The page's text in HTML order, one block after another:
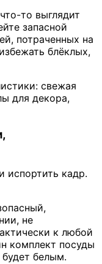
то выглядит
запасной
потраченных на
блёклых,
свежая
для декора,
испортить кадр.
не
к любой
комплект посуды
белым.